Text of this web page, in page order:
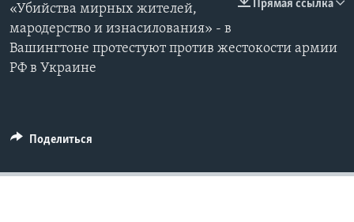
Языки
Прямая ссылка
«Убийства мирных жителей,
мародерство и изнасилования» - в
Вашингтоне протестуют против жестокости армии
РФ в Украине
Поделиться